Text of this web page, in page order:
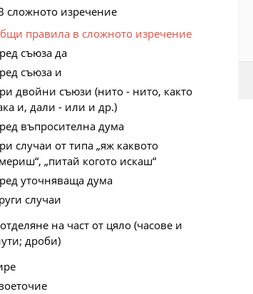
сложното изречение
правила в сложното изречение
съюза да
съюза и
двойни съюзи (нито - нито, както
и, дали - или и др.)
въпросителна дума
случаи от типа „яж каквото
„питай когото искаш“
уточняваща дума
случаи
на част от цяло (часове и
дроби)